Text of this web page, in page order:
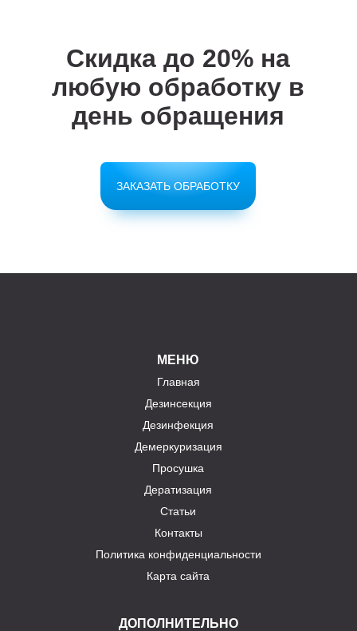
Скидка до 20% на
любую обработку в
день обращения
ЗАКАЗАТЬ ОБРАБОТКУ
МЕНЮ
Главная
Дезинсекция
Дезинфекция
Демеркуризация
Просушка
Дератизация
Статьи
Контакты
Политика конфиденциальности
Карта сайта
ДОПОЛНИТЕЛЬНО